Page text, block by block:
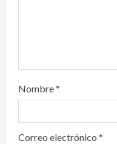
Nombre*
Correo electrónico *